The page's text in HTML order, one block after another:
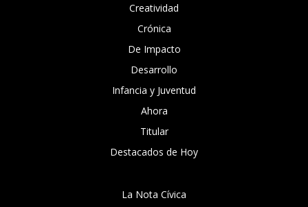
Creatividad
Crónica
De Impacto
Desarrollo
Infancia y Juventud
Ahora
Titular
Destacados de Hoy
La Nota Cívica